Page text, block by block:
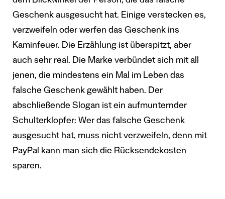
Geschenk ausgesucht hat. Einige verstecken es,
verzweifeln oder werfen das Geschenk ins
Kaminfeuer. Die Erzählung ist überspitzt, aber
auch sehr real. Die Marke verbündet sich mit all
jenen, die mindestens ein Mal im Leben das
falsche Geschenk gewählt haben. Der
abschließende Slogan ist ein aufmunternder
Schulterklopfer: Wer das falsche Geschenk
ausgesucht hat, muss nicht verzweifeln, denn mit
PayPal kann man sich die Rücksendekosten
sparen.